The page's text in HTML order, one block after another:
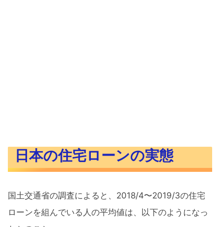
日本の住宅ローンの実態
国土交通省の調査によると、2018/4〜2019/3の住宅
ローンを組んでいる人の平均値は、以下のようになっ